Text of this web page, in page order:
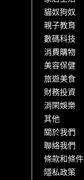
貓奴狗奴
親子教育
數碼科技
消費購物
美容保健
旅遊美食
財務投資
消閑娛樂
其他
關於我們
聯絡我們
條款和條件
隱私政策